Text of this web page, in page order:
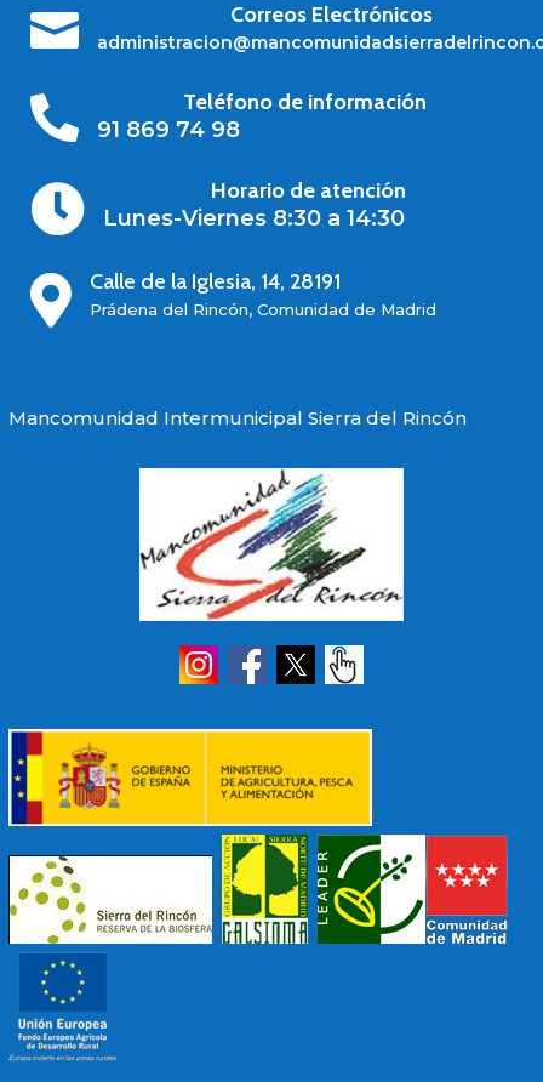
 Correos Electrónicos

Teléfono de información
91 869 74 98

Horario de atención
Lunes-Viernes 8:30 a 14:30
 Calle de la Iglesia, 14, 28191
Prádena del Rincón, Comunidad de Madrid
Mancomunidad Intermunicipal Sierra del Rincón